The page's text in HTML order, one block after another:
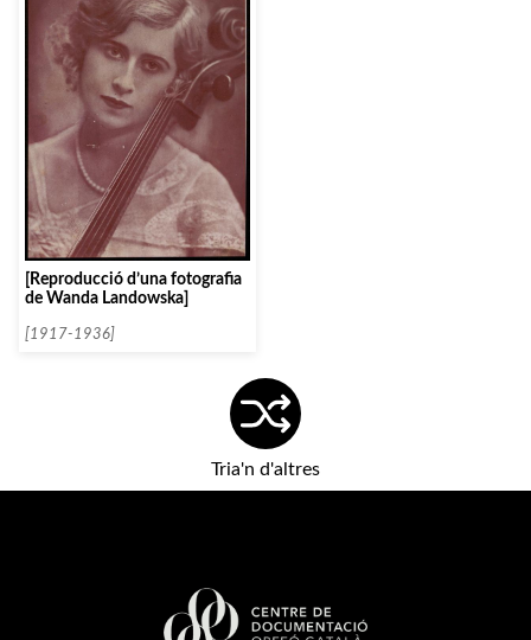
[Reproducció d’una fotografia
de Wanda Landowska]
[1917-1936]
Tria'n d'altres